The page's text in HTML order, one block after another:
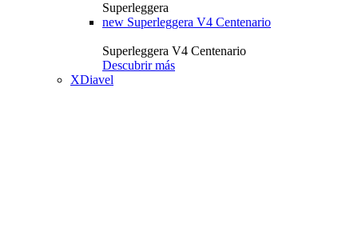
Superleggera
new Superleggera V4 Centenario
Superleggera V4 Centenario
Descubrir más
XDiavel